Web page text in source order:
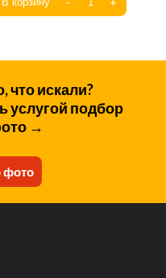
что искали?
услугой подбор
→
фото